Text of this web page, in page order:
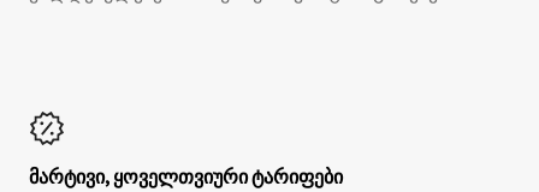
მარტივი, ყოველთვიური ტარიფები